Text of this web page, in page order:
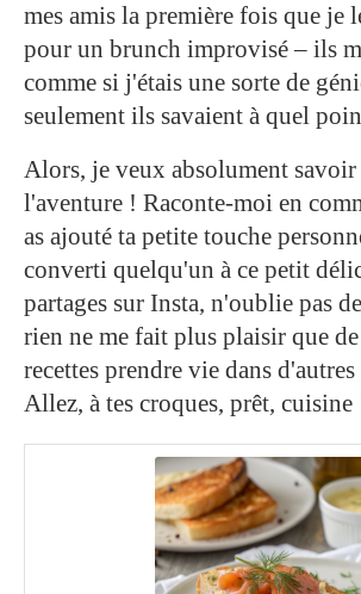
mes amis la première fois que je
pour un brunch improvisé – ils
comme si j'étais une sorte de
seulement ils savaient à quel
Alors, je veux absolument savoir
l'aventure ! Raconte-moi en
as ajouté ta petite touche
converti quelqu'un à ce petit
partages sur Insta, n'oublie pas
rien ne me fait plus plaisir que
recettes prendre vie dans
Allez, à tes croques, prêt, cuisine